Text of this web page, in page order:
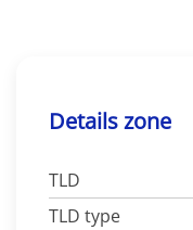
Details zone
TLD
TLD type